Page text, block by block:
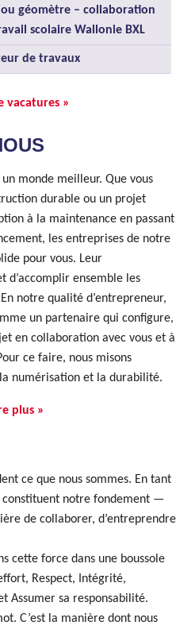
géomètre – collaboration
scolaire Wallonie BXL
de travaux
vacatures »
monde meilleur. Que vous
durable ou un projet
à la maintenance en passant
les entreprises de notre
pour vous. Leur
ensemble les
notre qualité d’entrepreneur,
un partenaire qui configure,
en collaboration avec vous et à
ce faire, nous misons
numérisation et la durabilité.
plus »
ce que nous sommes. En tant
constituent notre fondement —
de collaborer, d’entreprendre
cette force dans une boussole
Respect, Intégrité,
Assumer sa responsabilité.
C’est la manière dont nous